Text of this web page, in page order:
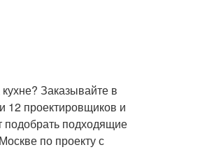
Заказывайте в
12 проектировщиков и
подобрать подходящие
по проекту с